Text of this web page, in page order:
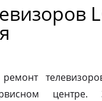
ремонт
центре.